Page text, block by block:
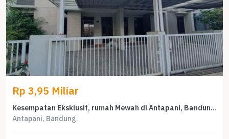
Rp 3,95 Miliar
Kesempatan Eksklusif, rumah Mewah di Antapani, Bandung, LB 230m²
Antapani, Bandung